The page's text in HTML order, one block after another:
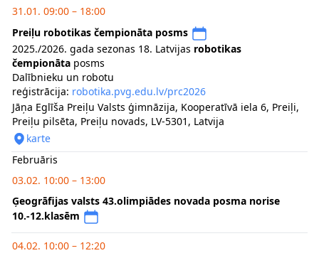
31.01. 09:00 – 18:00
Preiļu robotikas čempionāta posms
2025./2026. gada sezonas 18. Latvijas robotikas
čempionāta posms
Dalībnieku un robotu
reģistrācija: robotika.pvg.edu.lv/prc2026
Jāņa Eglīša Preiļu Valsts ģimnāzija, Kooperatīvā iela 6, Preiļi,
Preiļu pilsēta, Preiļu novads, LV-5301, Latvija
karte
Februāris
03.02. 10:00 – 13:00
Ģeogrāfijas valsts 43.olimpiādes novada posma norise
10.-12.klasēm
04.02. 10:00 – 12:20